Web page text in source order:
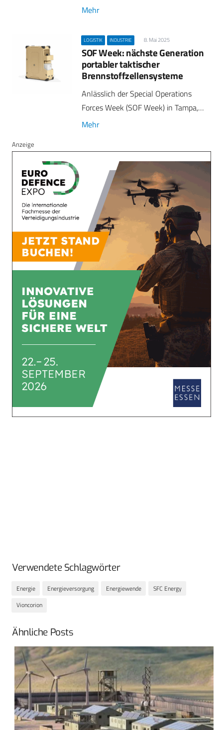
Mehr
LOGISTIK INDUSTRIE 8. Mai 2025
SOF Week: nächste Generation
portabler taktischer
Brennstoffzellensysteme
Anlässlich der Special Operations
Forces Week (SOF Week) in Tampa,…
Mehr
Anzeige
Verwendete Schlagwörter
Energie Energieversorgung Energiewende
SFC Energy
Vioncorion
Ähnliche Posts